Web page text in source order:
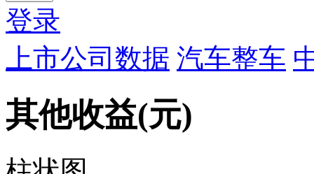
登录
上市公司数据 汽车整车
其他收益(元)